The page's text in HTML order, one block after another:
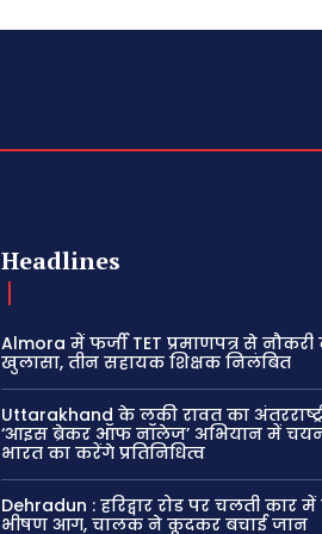
Headlines
Almora में फर्जी TET प्रमाणपत्र से नौकरी
खुलासा, तीन सहायक शिक्षक निलंबित
Uttarakhand के लकी रावत का
‘आइस ब्रेकर ऑफ नॉलेज’ अभियान में
भारत का करेंगे प्रतिनिधित्व
Dehradun : हरिद्वार रोड पर चलती कार
भीषण आग, चालक ने कूदकर बचाई जान